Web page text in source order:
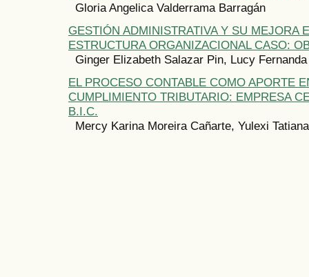
Gloria Angelica Valderrama Barragán
GESTIÓN ADMINISTRATIVA Y SU MEJORA
ESTRUCTURA ORGANIZACIONAL CASO:
Ginger Elizabeth Salazar Pin, Lucy
EL PROCESO CONTABLE COMO APORTE
CUMPLIMIENTO TRIBUTARIO: EMPRESA
B.I.C.
Mercy Karina Moreira Cañarte, Yulexi